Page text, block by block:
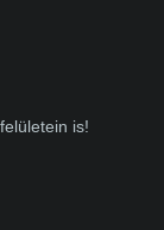
is!